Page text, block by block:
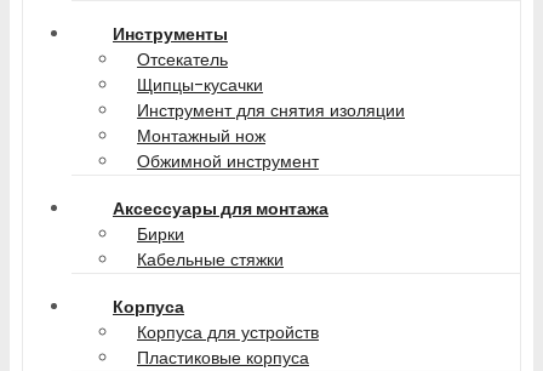
Инструменты
Отсекатель
Щипцы-кусачки
Инструмент для снятия изоляции
Монтажный нож
Обжимной инструмент
Аксессуары для монтажа
Бирки
Кабельные стяжки
Корпуса
Корпуса для устройств
Пластиковые корпуса